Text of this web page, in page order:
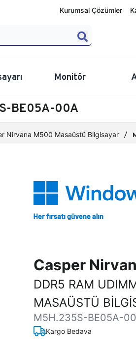
Kurumsal Çözümler
Monitör
BE05A-00A
Nirvana M500 Masaüstü Bilgisayar
Casper
DDR5 RAM
MASAÜSTÜ
M5H.235S-BE05A-
Kargo Bedava